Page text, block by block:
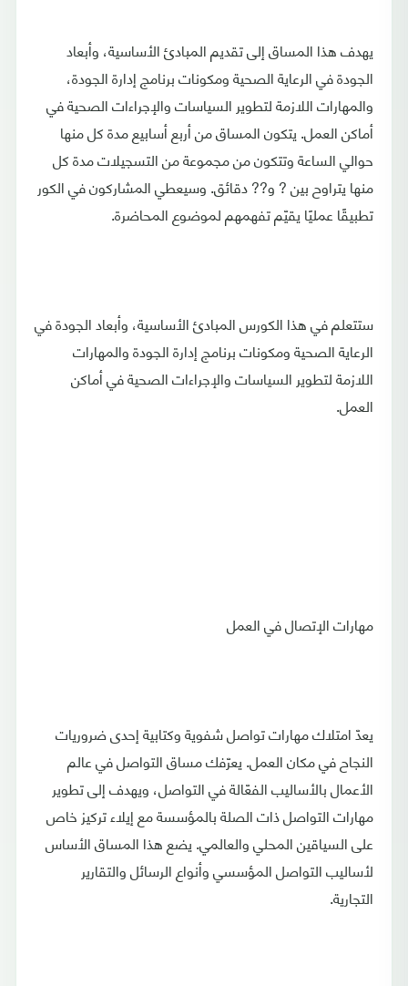
يهدف هذا المساق إلى تقديم المبادئ الأساسية، وأبعاد
الجودة في الرعاية الصحية ومكونات برنامج إدارة الجودة،
والمهارات اللازمة لتطوير السياسات والإجراءات الصحية في
أماكن العمل. يتكون المساق من أربع أسابيع مدة كل منها
حوالي الساعة وتتكون من مجموعة من التسجيلات مدة كل
منها يتراوح بين ? و?? دقائق. وسيعطي المشاركون في الكور
تطبيقًا عمليًا يقيّم تفهمهم لموضوع المحاضرة.
ستتعلم في هذا الكورس المبادئ الأساسية، وأبعاد الجودة في
الرعاية الصحية ومكونات برنامج إدارة الجودة والمهارات
اللازمة لتطوير السياسات والإجراءات الصحية في أماكن
العمل.
مهارات الإتصال في العمل
يعدّ امتلاك مهارات تواصل شفوية وكتابية إحدى ضروريات
النجاح في مكان العمل. يعرّفك مساق التواصل في عالم
الأعمال بالأساليب الفعّالة في التواصل، ويهدف إلى تطوير
مهارات التواصل ذات الصلة بالمؤسسة مع إيلاء تركيز خاص
على السياقين المحلي والعالمي. يضع هذا المساق الأساس
لأساليب التواصل المؤسسي وأنواع الرسائل والتقارير
التجارية.